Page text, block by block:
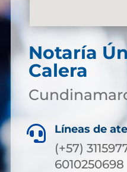
Notaría
Calera
 Líneas de
(+57)
6010250698